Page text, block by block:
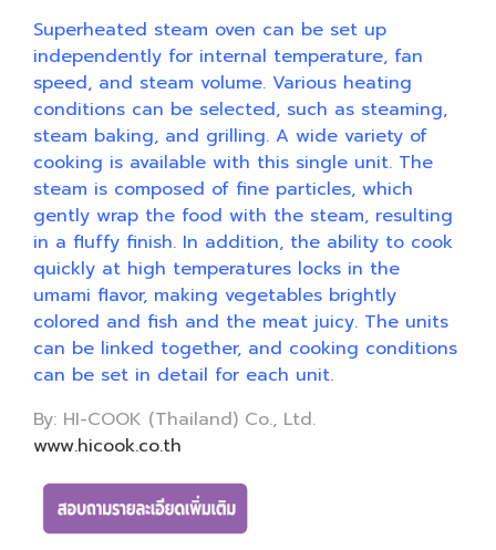
Superheated steam oven can be set up
independently for internal temperature, fan
speed, and steam volume. Various heating
conditions can be selected, such as steaming,
steam baking, and grilling. A wide variety of
cooking is available with this single unit. The
steam is composed of fine particles, which
gently wrap the food with the steam, resulting
in a fluffy finish. In addition, the ability to cook
quickly at high temperatures locks in the
umami flavor, making vegetables brightly
colored and fish and the meat juicy. The units
can be linked together, and cooking conditions
can be set in detail for each unit.
By: HI-COOK (Thailand) Co., Ltd.
www.hicook.co.th